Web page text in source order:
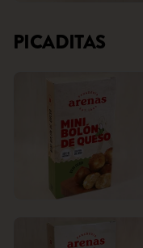
PICADITAS